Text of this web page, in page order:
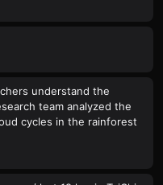
understand the
team analyzed the
cycles in the rainforest